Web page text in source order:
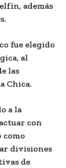
además
fue elegido
al
las
Chica.
a la
con
como
divisiones
de